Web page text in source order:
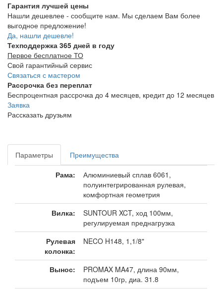
Гарантия лучшей цены
Нашли дешевлее - сообщите нам. Мы сделаем Вам более
выгодное предложение!
Да, нашли дешевле!
Техподдержка 365 дней в году
Первое бесплатное ТО
Свой гарантийный сервис
Связаться с мастером
Рассрочка без переплат
Беспроцентная рассрочка до 4 месяцев, кредит до 12 месяцев
Заявка
Рассказать друзьям
Параметры
Преимущества
Рама:
Алюминиевый сплав 6061,
полуинтегрированная рулевая,
комфортная геометрия
Вилка:
SUNTOUR XCT, ход 100мм,
регулируемая преднагрузка
Рулевая
колонка:
NECO H148, 1,1/8"
Вынос:
PROMAX MA47, длина 90мм,
подъем 10гр, диа. 31.8